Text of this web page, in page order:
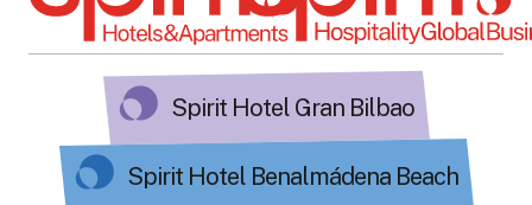
Spirit Hotel Gran Bilbao
Spirit Hotel Benalmádena Beach